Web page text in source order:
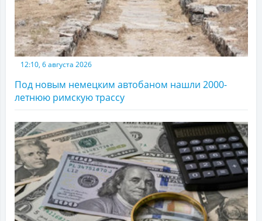
12:10, 6 августа 2026
Под новым немецким автобаном нашли 2000-
летнюю римскую трассу